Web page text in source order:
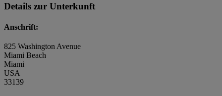
Details zur Unterkunft
Anschrift:
825 Washington Avenue
Miami Beach
Miami
USA
33139